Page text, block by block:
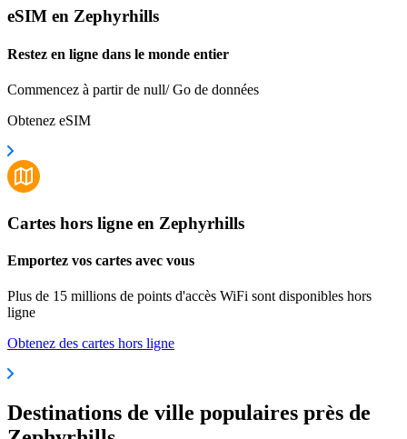
eSIM en Zephyrhills
Restez en ligne dans le monde entier
Commencez à partir de null/ Go de données
Obtenez eSIM
Cartes hors ligne en Zephyrhills
Emportez vos cartes avec vous
Plus de 15 millions de points d'accès WiFi sont disponibles hors
ligne
Obtenez des cartes hors ligne
Destinations de ville populaires près de